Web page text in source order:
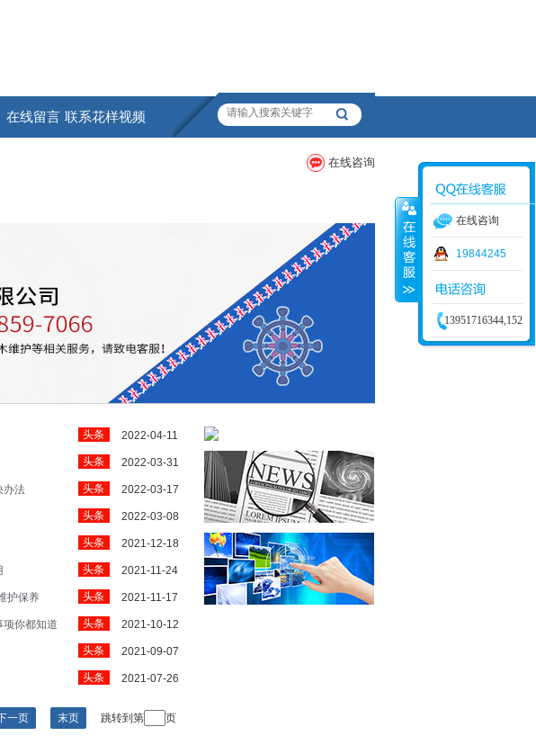
在线留言 联系花样视频
在线咨询
头条 2022-04-11
头条 2022-03-31
办法 头条 2022-03-17
头条 2022-03-08
头条 2021-12-18
头条 2021-11-24
护保养 头条 2021-11-17
你都知道 头条 2021-10-12
头条 2021-09-07
头条 2021-07-26
一页 末页 跳转到第 页
在线咨询
19844245